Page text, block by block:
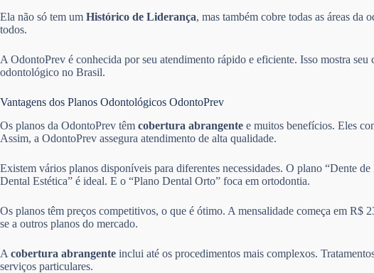
Ela não só tem um Histórico de Liderança, mas também cobre todas as áreas da
todos.
A OdontoPrev é conhecida por seu atendimento rápido e eficiente. Isso mostra seu
odontológico no Brasil.
Vantagens dos Planos Odontológicos OdontoPrev
Os planos da OdontoPrev têm cobertura abrangente e muitos benefícios. Eles
Assim, a OdontoPrev assegura atendimento de alta qualidade.
Existem vários planos disponíveis para diferentes necessidades. O plano “Dente
Dental Estética” é ideal. E o “Plano Dental Orto” foca em ortodontia.
Os planos têm preços competitivos, o que é ótimo. A mensalidade começa em R$
se a outros planos do mercado.
A cobertura abrangente inclui até os procedimentos mais complexos.
serviços particulares.